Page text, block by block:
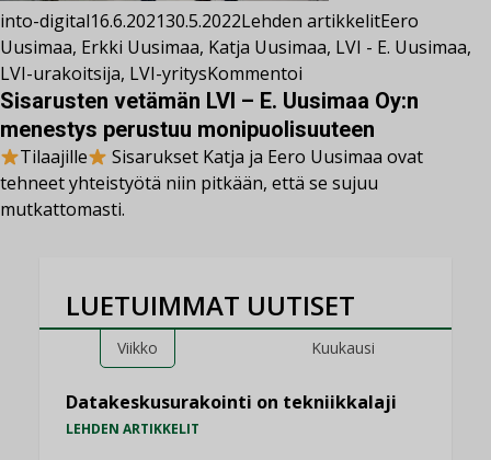
into-digital16.6.202130.5.2022Lehden artikkelitEero
Uusimaa, Erkki Uusimaa, Katja Uusimaa, LVI - E. Uusimaa,
LVI-urakoitsija, LVI-yritysKommentoi
Sisarusten vetämän LVI – E. Uusimaa Oy:n
menestys perustuu monipuolisuuteen
Tilaajille
Sisarukset Katja ja Eero Uusimaa ovat
tehneet yhteistyötä niin pitkään, että se sujuu
mutkattomasti.
LUETUIMMAT UUTISET
Viikko Kuukausi
Datakeskusurakointi on tekniikkalaji
LEHDEN ARTIKKELIT